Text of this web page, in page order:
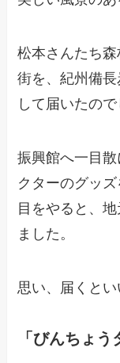
松本さんたち
街を、紀州備
して届いたので
振興館へ一目
クターのグッ
目をやると、
ました。
思い、届くとい
「びんちょ